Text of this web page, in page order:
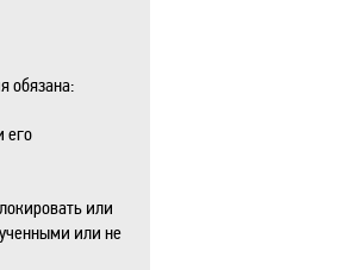
обязана:
его
или
или не